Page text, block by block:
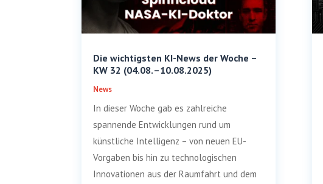
Die wichtigsten KI-News der Woche –
KW 32 (04.08. –10.08.2025)
News
In dieser Woche gab es zahlreiche
spannende Entwicklungen rund um
künstliche Intelligenz – von neuen EU-
Vorgaben bis hin zu technologischen
Innovationen aus der Raumfahrt und dem